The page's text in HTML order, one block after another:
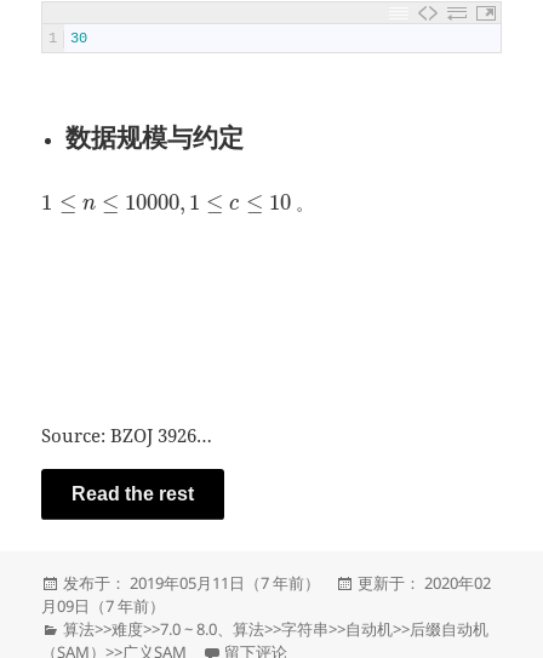
1 30
数据规模与约定
1 ≤ n ≤ 10000, 1 ≤ c ≤ 10 。
Source: BZOJ 3926…
Read the rest
发
布
于
发布于： 2019年05月11日（7 年前）
发
于
更新于： 2020年02
月09日（7 年前）
分
类
算法>>难度>>7.0 ~ 8.0、算法>>字符串>>自动机>>后缀自动机
（SAM）>>广义SAM 于YZOJ P2242 [ZJOI 2015]Substring
留下评论